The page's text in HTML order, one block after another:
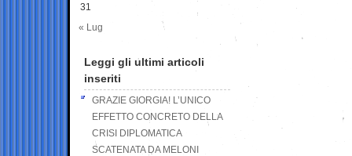
31
« Lug
Leggi gli ultimi articoli
inseriti
GRAZIE GIORGIA! L’UNICO
EFFETTO CONCRETO DELLA
CRISI DIPLOMATICA
SCATENATA DA MELONI